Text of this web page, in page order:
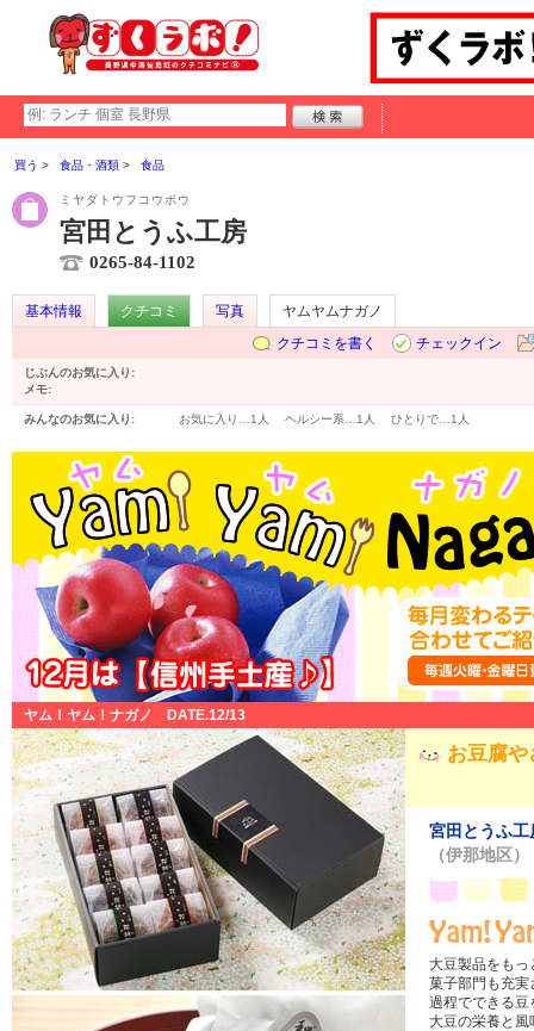
買う 食品・酒類 食品
ミヤダトウフコウボウ
宮田とうふ工房
0265-84-1102
基本情報 クチコミ 写真
ヤムヤムナガノ
クチコミを書く
チェックイン
じぶんのお気に入り:
メモ:
みんなのお気に入り: お気に入り… 1人 ヘルシー系… 1人 ひとりで… 1人
ヤム！ヤム！ナガノ DATE.12/13
お豆腐
宮田とうふ工
（伊那地区）
大豆製品をも
菓子部門も充実
過程でできる豆
大豆の栄養と